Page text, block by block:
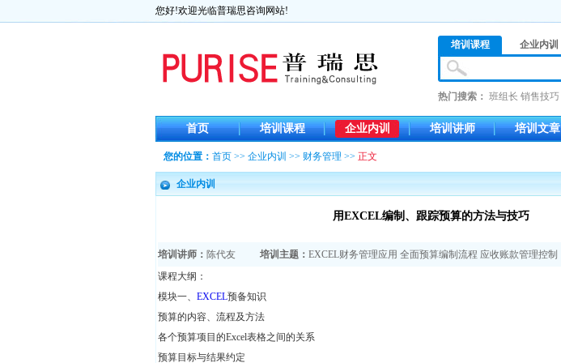
您好!欢迎光临普瑞思咨询网站!
培训课程 企业内训
热门搜索： 班组长 销售技巧
首页 培训课程 企业内训 培训讲师 培训文章
您的位置： 首页 >> 企业内训 >> 财务管理 >> 正文
企业内训
用EXCEL编制、跟踪预算的方法与技巧
培训讲师： 陈代友 培训主题： EXCEL财务管理应用 全面预算编制流程 应收账款管理控制
课程大纲：
模块一、 EXCEL预备知识
预算的内容、流程及方法
各个预算项目的Excel表格之间的关系
预算目标与结果约定